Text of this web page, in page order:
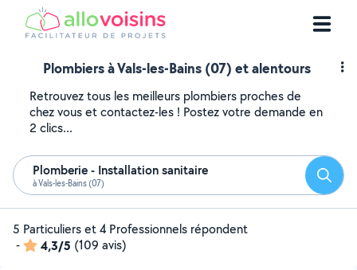
Plombiers à Vals-les-Bains (07) et alentours
Retrouvez tous les meilleurs plombiers proches de
chez vous et contactez-les ! Postez votre demande en
2 clics...
Plomberie - Installation sanitaire
à Vals-les-Bains (07)
5 Particuliers et 4 Professionnels répondent
-
4,3/5 (109 avis)